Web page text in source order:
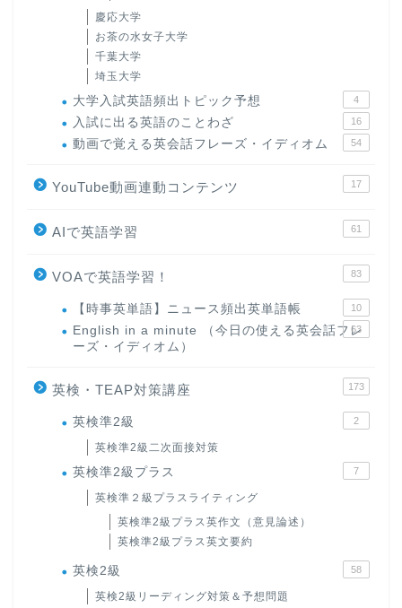
慶応大学
お茶の水女子大学
千葉大学
埼玉大学
大学入試英語頻出トピック予想 4
入試に出る英語のことわざ 16
動画で覚える英会話フレーズ・イディオム 54
YouTube動画連動コンテンツ 17
AIで英語学習 61
VOAで英語学習！ 83
【時事英単語】ニュース頻出英単語帳 10
English in a minute （今日の使える英会話フレ
ーズ・イディオム）
63
英検・TEAP対策講座 173
英検準2級 2
英検準2級二次面接対策
英検準2級プラス 7
英検準２級プラスライティング
英検準2級プラス英作文（意見論述）
英検準2級プラス英文要約
英検2級 58
英検2級リーディング対策＆予想問題